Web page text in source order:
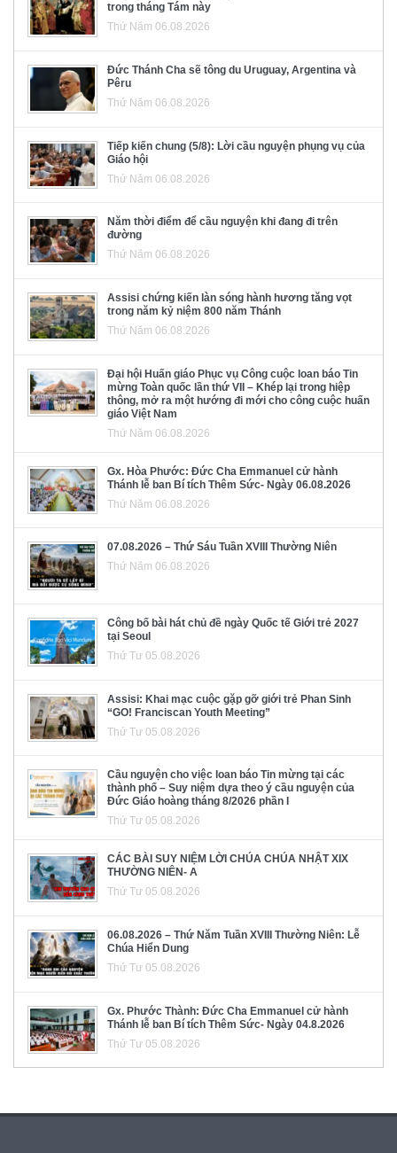
trong tháng Tám này
Thứ Năm 06.08.2026
Đức Thánh Cha sẽ tông du Uruguay, Argentina và
Pêru
Thứ Năm 06.08.2026
Tiếp kiến chung (5/8): Lời cầu nguyện phụng vụ của
Giáo hội
Thứ Năm 06.08.2026
Năm thời điểm để cầu nguyện khi đang đi trên
đường
Thứ Năm 06.08.2026
Assisi chứng kiến làn sóng hành hương tăng vọt
trong năm kỷ niệm 800 năm Thánh
Thứ Năm 06.08.2026
Đại hội Huấn giáo Phục vụ Công cuộc loan báo Tin
mừng Toàn quốc lần thứ VII – Khép lại trong hiệp
thông, mở ra một hướng đi mới cho công cuộc huấn
giáo Việt Nam
Thứ Năm 06.08.2026
Gx. Hòa Phước: Đức Cha Emmanuel cử hành
Thánh lễ ban Bí tích Thêm Sức- Ngày 06.08.2026
Thứ Năm 06.08.2026
07.08.2026 – Thứ Sáu Tuần XVIII Thường Niên
Thứ Năm 06.08.2026
Công bố bài hát chủ đề ngày Quốc tế Giới trẻ 2027
tại Seoul
Thứ Tư 05.08.2026
Assisi: Khai mạc cuộc gặp gỡ giới trẻ Phan Sinh
“GO! Franciscan Youth Meeting”
Thứ Tư 05.08.2026
Cầu nguyện cho việc loan báo Tin mừng tại các
thành phố – Suy niệm dựa theo ý cầu nguyện của
Đức Giáo hoàng tháng 8/2026 phần I
Thứ Tư 05.08.2026
CÁC BÀI SUY NIỆM LỜI CHÚA CHÚA NHẬT XIX
THƯỜNG NIÊN- A
Thứ Tư 05.08.2026
06.08.2026 – Thứ Năm Tuần XVIII Thường Niên: Lễ
Chúa Hiển Dung
Thứ Tư 05.08.2026
Gx. Phước Thành: Đức Cha Emmanuel cử hành
Thánh lễ ban Bí tích Thêm Sức- Ngày 04.8.2026
Thứ Tư 05.08.2026